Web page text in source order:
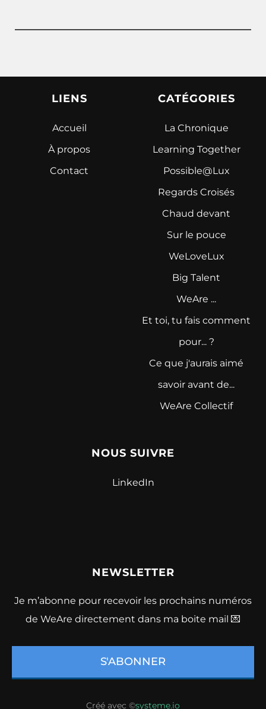
LIENS
Accueil
À propos
Contact
CATÉGORIES
La Chronique
Learning Together
Possible@Lux
Regards Croisés
Chaud devant
Sur le pouce
WeLoveLux
Big Talent
WeAre ...
Et toi, tu fais comment
pour... ?
Ce que j'aurais aimé
savoir avant de...
WeAre Collectif
NOUS SUIVRE
LinkedIn
NEWSLETTER
Je m’abonne pour recevoir les prochains numéros
de WeAre directement dans ma boite mail 💌
S'ABONNER
Créé avec ©systeme.io